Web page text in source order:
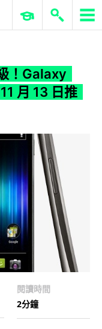
ERP 與商業 AI
！Galaxy
月 13 日推
閱讀時間
2分鐘